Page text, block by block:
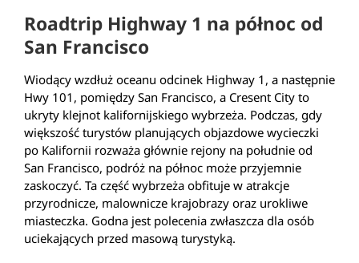
Roadtrip Highway 1 na północ od
San Francisco
Wiodący wzdłuż oceanu odcinek Highway 1, a następnie
Hwy 101, pomiędzy San Francisco, a Cresent City to
ukryty klejnot kalifornijskiego wybrzeża. Podczas, gdy
większość turystów planujących objazdowe wycieczki
po Kalifornii rozważa głównie rejony na południe od
San Francisco, podróż na północ może przyjemnie
zaskoczyć. Ta część wybrzeża obfituje w atrakcje
przyrodnicze, malownicze krajobrazy oraz urokliwe
miasteczka. Godna jest polecenia zwłaszcza dla osób
uciekających przed masową turystyką.